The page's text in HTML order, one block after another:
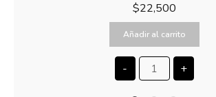
$22,500
Añadir al carrito
- +